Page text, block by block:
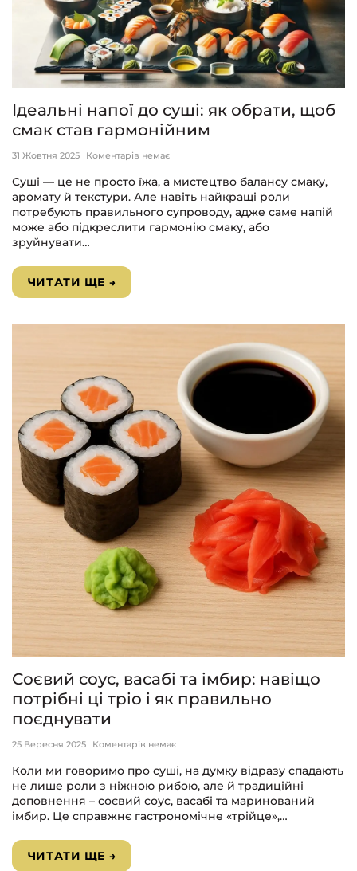
Ідеальні напої до суші: як обрати, щоб
смак став гармонійним
31 Жовтня 2025 Коментарів немає
Суші — це не просто їжа, а мистецтво балансу смаку,
аромату й текстури. Але навіть найкращі роли
потребують правильного супроводу, адже саме напій
може або підкреслити гармонію смаку, або
зруйнувати…
ЧИТАТИ ЩЕ →
Соєвий соус, васабі та імбир: навіщо
потрібні ці тріо і як правильно
поєднувати
25 Вересня 2025 Коментарів немає
Коли ми говоримо про суші, на думку відразу спадають
не лише роли з ніжною рибою, але й традиційні
доповнення – соєвий соус, васабі та маринований
імбир. Це справжнє гастрономічне «трійце»,…
ЧИТАТИ ЩЕ →